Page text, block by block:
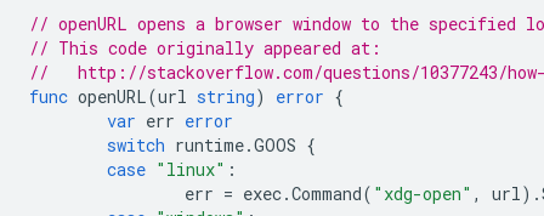
// openURL opens a browser window to the specified
// This code originally appeared at:
//   http://stackoverflow.com/questions/10377243/
func openURL(url string) error {
var err error
switch runtime.GOOS {
case "linux" :
err = exec.Command( "xdg-open" , url).